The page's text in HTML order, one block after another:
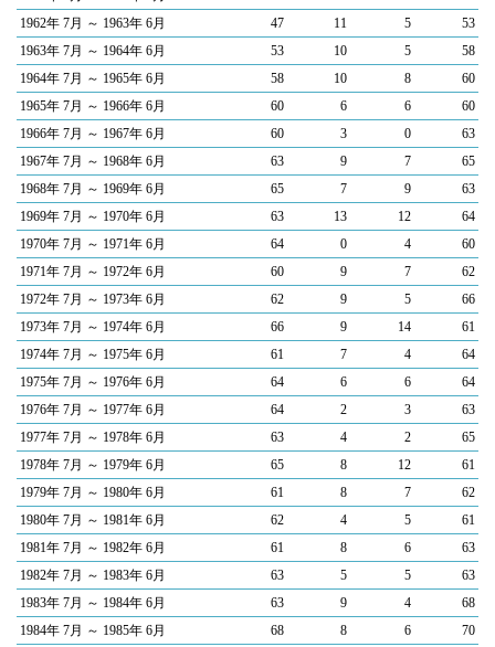
1962年 7月 ～ 1963年 6月
47 11 5
53
1963年 7月 ～ 1964年 6月
53 10 5
58
1964年 7月 ～ 1965年 6月
58 10 8
60
1965年 7月 ～ 1966年 6月
60 6 6
60
1966年 7月 ～ 1967年 6月
60 3 0
63
1967年 7月 ～ 1968年 6月
63 9 7
65
1968年 7月 ～ 1969年 6月
65 7 9
63
1969年 7月 ～ 1970年 6月
63 13 12
64
1970年 7月 ～ 1971年 6月
64 0 4
60
1971年 7月 ～ 1972年 6月
60 9 7
62
1972年 7月 ～ 1973年 6月
62 9 5
66
1973年 7月 ～ 1974年 6月
66 9 14
61
1974年 7月 ～ 1975年 6月
61 7 4
64
1975年 7月 ～ 1976年 6月
64 6 6
64
1976年 7月 ～ 1977年 6月
64 2 3
63
1977年 7月 ～ 1978年 6月
63 4 2
65
1978年 7月 ～ 1979年 6月
65 8 12
61
1979年 7月 ～ 1980年 6月
61 8 7
62
1980年 7月 ～ 1981年 6月
62 4 5
61
1981年 7月 ～ 1982年 6月
61 8 6
63
1982年 7月 ～ 1983年 6月
63 5 5
63
1983年 7月 ～ 1984年 6月
63 9 4
68
1984年 7月 ～ 1985年 6月
68 8 6
70